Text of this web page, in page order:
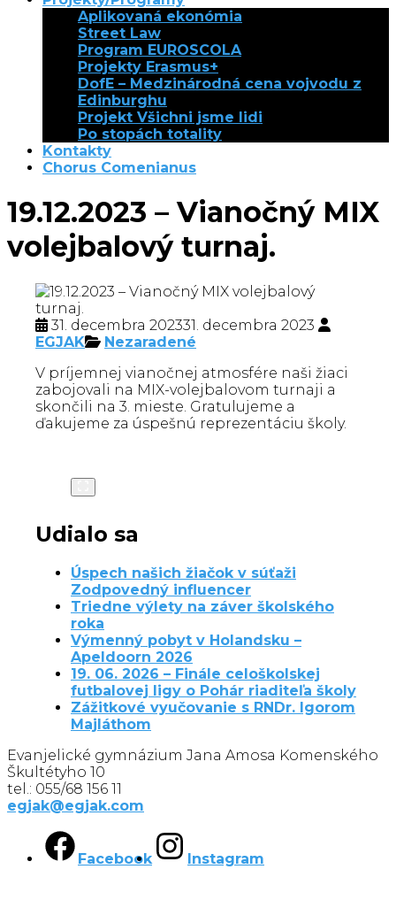
Aplikovaná ekonómia
Street Law
Program EUROSCOLA
Projekty Erasmus+
DofE – Medzinárodná cena vojvodu z
Edinburghu
Projekt Všichni jsme lidi
Po stopách totality
Kontakty
Chorus Comenianus
19.12.2023 – Vianočný MIX
volejbalový turnaj.
31. decembra 202331. decembra 2023
EGJAK
Nezaradené
V príjemnej vianočnej atmosfére naši žiaci
zabojovali na MIX-volejbalovom turnaji a
skončili na 3. mieste. Gratulujeme a
ďakujeme za úspešnú reprezentáciu školy.
Udialo sa
Úspech našich žiačok v súťaži
Zodpovedný influencer
Triedne výlety na záver školského
roka
Výmenný pobyt v Holandsku –
Apeldoorn 2026
19. 06. 2026 – Finále celoškolskej
futbalovej ligy o Pohár riaditeľa školy
Zážitkové vyučovanie s RNDr. Igorom
Majláthom
Evanjelické gymnázium Jana Amosa Komenského
Škultétyho 10
tel.: 055/68 156 11
egjak@egjak.com
Facebook Instagram